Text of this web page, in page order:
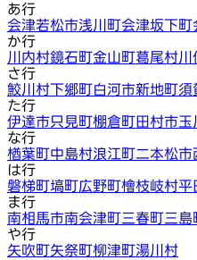
あ行
会津若松市浅川町会津坂下町
か行
川内村鏡石町金山町葛尾村川
さ行
鮫川村下郷町白河市新地町須
た行
伊達市只見町棚倉町田村市玉
な行
楢葉町中島村浪江町二本松市
は行
磐梯町塙町広野町檜枝岐村平
ま行
南相馬市南会津町三春町三島
や行
矢吹町矢祭町柳津町湯川村